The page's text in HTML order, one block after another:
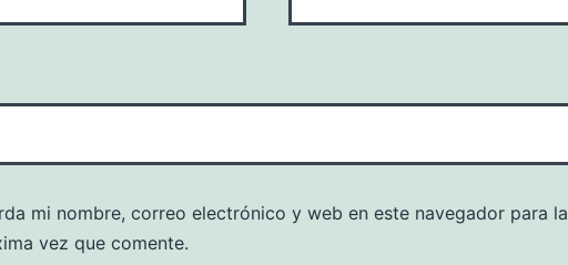
mi nombre, correo electrónico y web en este navegador para la
vez que comente.